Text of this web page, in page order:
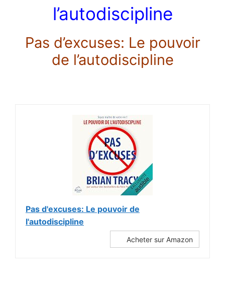
l’autodiscipline
Pas d’excuses: Le pouvoir
de l’autodiscipline
Pas d'excuses: Le pouvoir de
l'autodiscipline
Acheter sur Amazon